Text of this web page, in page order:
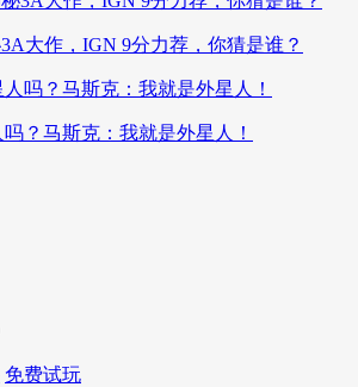
大作，IGN 9分力荐，你猜是谁？
？马斯克：我就是外星人！
免费试玩